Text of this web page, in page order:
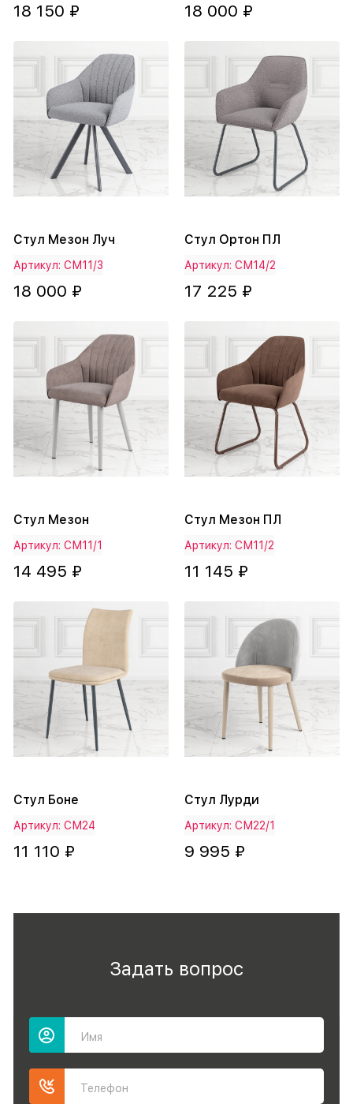
18 150 ₽ 18 000 ₽
Стул Мезон Луч
Артикул: СМ11/3
18 000 ₽
Стул Ортон ПЛ
Артикул: СМ14/2
17 225 ₽
Стул Мезон
Артикул: СМ11/1
14 495 ₽
Стул Мезон ПЛ
Артикул: СМ11/2
11 145 ₽
Стул Боне
Артикул: СМ24
11 110 ₽
Стул Лурди
Артикул: СМ22/1
9 995 ₽
Задать вопрос
Имя
Телефон